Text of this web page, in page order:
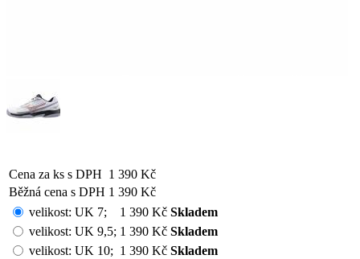
Cena za ks s DPH 1 390 Kč
Běžná cena s DPH 1 390 Kč
velikost: UK 7; 1 390 Kč Skladem
velikost: UK 9,5; 1 390 Kč Skladem
velikost: UK 10; 1 390 Kč Skladem